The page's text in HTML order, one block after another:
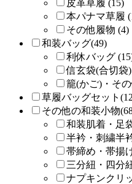
皮革草履 (15)
本パナマ草履
その他履物 (4)
和装バッグ(49)
利休バッグ
信玄袋(合切袋
籠(かご)・そ
草履バッグセット
その他の和装小物
和装肌着・足
半衿・刺繍半
帯締め・帯揚
三分紐・四分
ナプキンクリ